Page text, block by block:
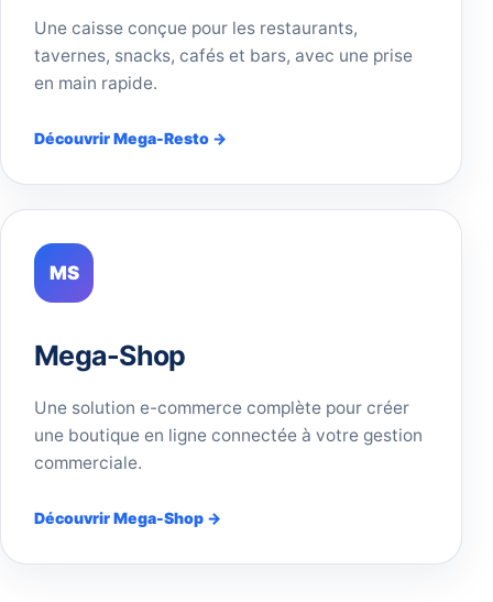
Une caisse conçue pour les restaurants,
tavernes, snacks, cafés et bars, avec une prise
en main rapide.
Découvrir Mega-Resto →
MS
Mega-Shop
Une solution e-commerce complète pour créer
une boutique en ligne connectée à votre gestion
commerciale.
Découvrir Mega-Shop →